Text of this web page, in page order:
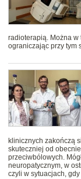
radioterapią. Można
ograniczając przy tym
klinicznych zakończą
skuteczniej od
przeciwbólowych.
neuropatycznym, w
czyli w sytuacjach,